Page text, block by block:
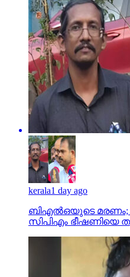
kerala1 day ago
ബിഎല്‍ഒയുടെ മരണം;
സിപിഎം ഭീഷണിയെ